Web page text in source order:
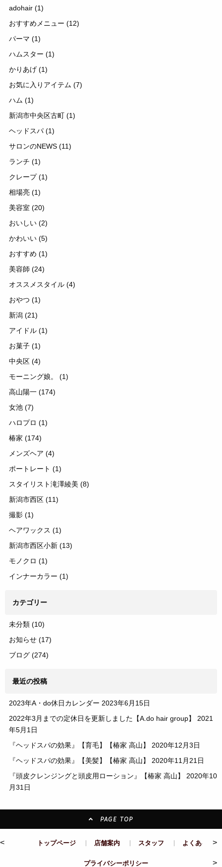
adohair (1)
おすすめメニュー (12)
パーマ (1)
ハムスター (1)
かりあげ (1)
お気に入りアイテム (7)
ハム (1)
新潟市中央区古町 (1)
ヘッドスパ (1)
サロンのNEWS (11)
ランチ (1)
クレープ(1)
相場亮 (1)
美容室 (20)
おいしい (2)
かわいい (5)
おすすめ (1)
美容師 (24)
オススメスタイル (4)
おやつ (1)
新潟 (21)
アイドル (1)
お菓子 (1)
中央区 (4)
モーニング娘。 (1)
高山陽一 (174)
女池 (7)
ハロプロ (1)
椿家 (174)
メンズヘア (4)
ポートレート (1)
スタイリスト滝澤綾美 (8)
新潟市西区 (11)
撮影 (1)
ヘアワックス (1)
新潟市西区小新 (13)
モノクロ (1)
インナーカラー (1)
カテゴリー
未分類 (10)
お知らせ (17)
ブログ (274)
最近の投稿
2023年A・do休日カレンダー 2023年6月15日
2022年3月までの定休日を更新しました【A.do hair group】
2021
年5月1日
『ヘッドスパの効果』【育毛】【椿家 高山】
2020年12月3日
『ヘッドスパの効果』【美髪】【椿家 高山】
2020年11月21日
『頭皮クレンジングと頭皮用ローション』【椿家 高山】
2020年10
月31日
PAGE TOP
< トップページ 店舗案内 スタッフ よくある質問
>
プライバシーポリシー >